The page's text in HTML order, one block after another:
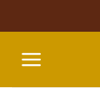
to
content